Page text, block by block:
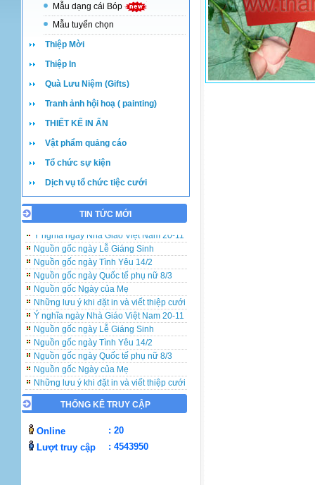
Mẫu dạng cái Bóp
Mẫu tuyển chọn
Thiệp Mời
Thiệp In
Quà Lưu Niệm (Gifts)
Tranh ảnh hội hoạ ( painting)
THIẾT KẾ IN ẤN
Vật phẩm quảng cáo
Tổ chức sự kiện
Dịch vụ tổ chức tiệc cưới
TIN TỨC MỚI
Những lưu ý khi đặt in và viết thiệp cưới
Nguồn gốc ngày Lễ Giáng Sinh
Nguồn gốc ngày Tình Yêu 14/2
Nguồn gốc ngày Quốc tế phụ nữ 8/3
Nguồn gốc Ngày của Mẹ
Những lưu ý khi đặt in và viết thiệp cưới
Ý nghĩa ngày Nhà Giáo Việt Nam 20-11
Nguồn gốc ngày Lễ Giáng Sinh
Nguồn gốc ngày Tình Yêu 14/2
Nguồn gốc ngày Quốc tế phụ nữ 8/3
Nguồn gốc Ngày của Mẹ
Những lưu ý khi đặt in và viết thiệp cưới
Ý nghĩa ngày Nhà Giáo Việt Nam 20-11
Nguồn gốc ngày Lễ Giáng Sinh
Nguồn gốc ngày Quốc tế phụ nữ 8/3
Nguồn gốc Ngày của Mẹ
THỐNG KÊ TRUY CẬP
Online
: 20
Lượt truy cập
: 4543950